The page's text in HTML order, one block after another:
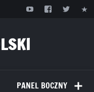
PANEL BOCZNY